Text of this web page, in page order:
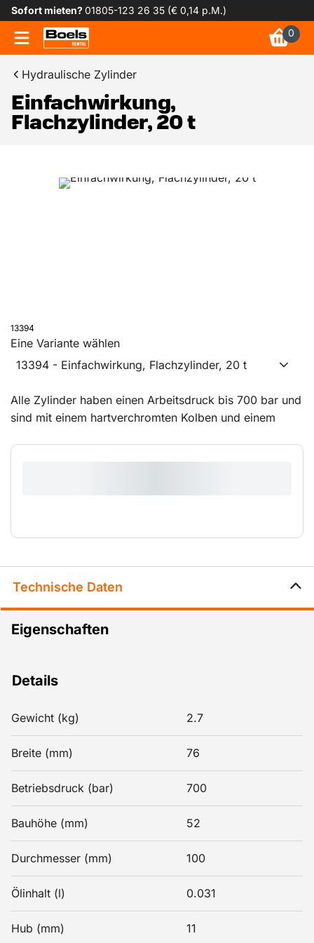
Sofort mieten?01805-123 26 35 (€ 0,14 p.M.)
0
Hydraulische Zylinder
Einfachwirkung,
Flachzylinder, 20 t
13394
Alle Zylinder haben einen Arbeitsdruck bis 700 bar und
sind mit einem hartverchromten Kolben und einem
Zylinder sind einfachwirkend und werden über eine
Eine Variante wählen
13394 - Einfachwirkung, Flachzylinder, 20 t
Technische Daten
Details
Gewicht (kg) 2.7
Breite (mm) 76
Betriebsdruck (bar) 700
Bauhöhe (mm) 52
Durchmesser (mm) 100
Ölinhalt (l) 0.031
Hub (mm) 11
Eigenschaften